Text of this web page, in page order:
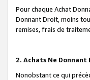
Pour chaque Achat
Donnant Droit, moins
remises, frais de
2. Achats Ne Donnant
Nonobstant ce qui